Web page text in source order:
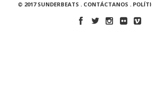
© 2017 SUNDERBEATS . CONTÁCTANOS .